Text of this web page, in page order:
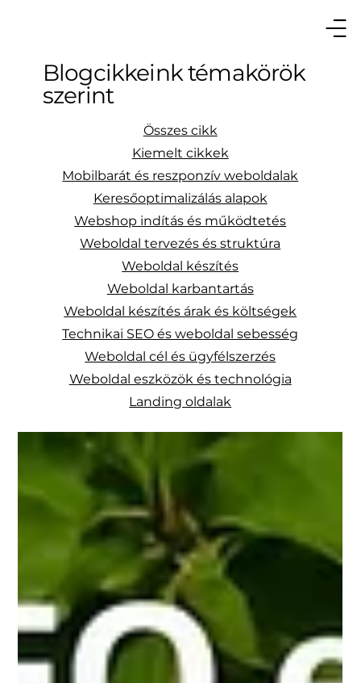
Blogcikkeink témakörök
szerint
Összes cikk
Kiemelt cikkek
Mobilbarát és reszponzív weboldalak
Keresőoptimalizálás alapok
Webshop indítás és működtetés
Weboldal tervezés és struktúra
Weboldal készítés
Weboldal karbantartás
Weboldal készítés árak és költségek
Technikai SEO és weboldal sebesség
Weboldal cél és ügyfélszerzés
Weboldal eszközök és technológia
Landing oldalak